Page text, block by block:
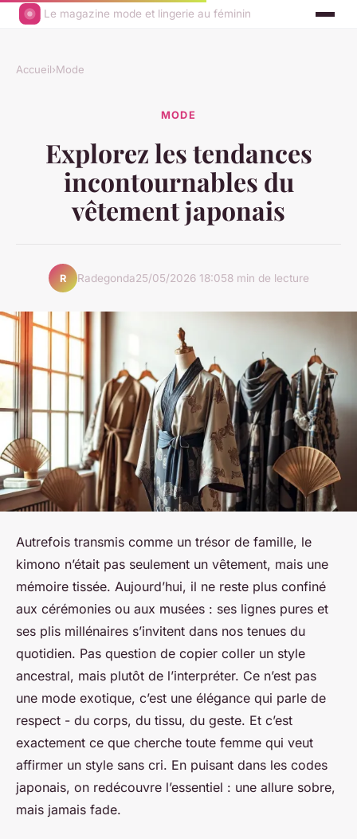
Le magazine mode et lingerie au féminin
Accueil›Mode
MODE
Explorez les tendances
incontournables du
vêtement japonais
R Radegonda25/05/2026 18:058 min de lecture
Autrefois transmis comme un trésor de famille, le
kimono n’était pas seulement un vêtement, mais une
mémoire tissée. Aujourd’hui, il ne reste plus confiné
aux cérémonies ou aux musées : ses lignes pures et
ses plis millénaires s’invitent dans nos tenues du
quotidien. Pas question de copier coller un style
ancestral, mais plutôt de l’interpréter. Ce n’est pas
une mode exotique, c’est une élégance qui parle de
respect - du corps, du tissu, du geste. Et c’est
exactement ce que cherche toute femme qui veut
affirmer un style sans cri. En puisant dans les codes
japonais, on redécouvre l’essentiel : une allure sobre,
mais jamais fade.